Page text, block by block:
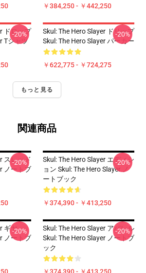
￥384,250 - ￥442,250
ドロップ
Tシャツ
-20%
Skul: The Hero Slayer ドリップ
Skul: The Hero Slayer パーカー
￥622,775 - ￥724,275
-20%
もっと見る
関連商品
スレッド
ノートブ
-20%
Skul: The Hero Slayer エディシ
ョン Skul: The Hero Slayer ノ
ートブック
￥374,390 - ￥413,250
-20%
ギヤ
ノートブ
-20%
Skul: The Hero Slayer アパレル
Skul: The Hero Slayer ノートブ
ック
-20%